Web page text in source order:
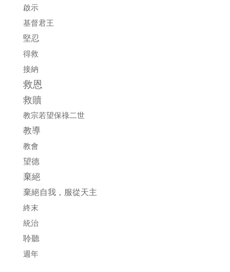
啟示
基督君王
堅忍
得救
接納
救恩
救贖
教宗若望保祿二世
教導
教會
望德
棄絕
棄絕自我，服從天主
終末
統治
聆聽
週年